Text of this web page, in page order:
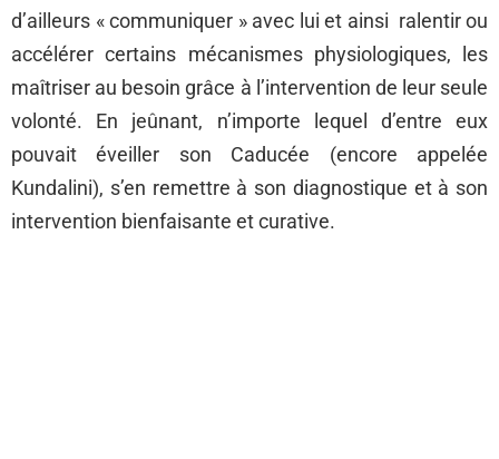
d’ailleurs « communiquer » avec lui et ainsi ralentir ou
accélérer certains mécanismes physiologiques, les
maîtriser au besoin grâce à l’intervention de leur seule
volonté. En jeûnant, n’importe lequel d’entre eux
pouvait éveiller son Caducée (encore appelée
Kundalini), s’en remettre à son diagnostique et à son
intervention bienfaisante et curative.